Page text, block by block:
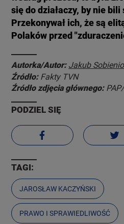
się do działaczy, by nie
Przekonywał ich, że są
Polaków przed
Autorka/Autor: Jakub
Źródło: Fakty TVN
Źródło zdjęcia głównego:
PODZIEL SIĘ
TAGI:
JAROSŁAW KACZYŃSKI
PRAWO I SPRAWIEDLIWOŚĆ